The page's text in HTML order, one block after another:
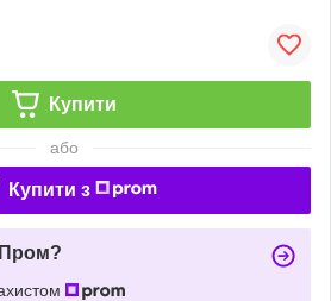
Купити
або
Купити з
Пром?